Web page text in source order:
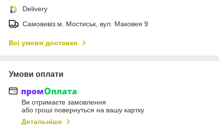
Delivery
Самовивіз м. Мостиськ, вул. Маковея 9
Всі умови доставки
Умови оплати
Ви отримаєте замовлення
або гроші повернуться на вашу картку
Детальніше